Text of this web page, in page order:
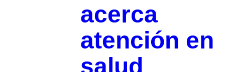
acerca
atención en
salud